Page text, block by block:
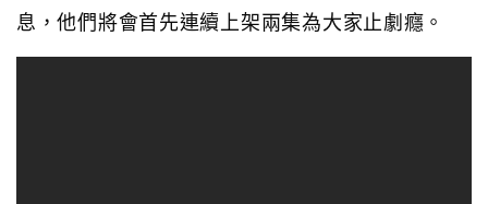
息，他們將會首先連續上架兩集為大家止劇癮。